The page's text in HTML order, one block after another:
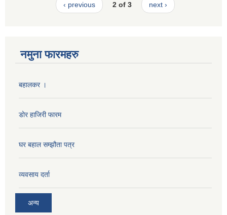
‹ previous 2 of 3 next ›
नमुना फारमहरु
बहालकर ।
डोर हाजिरी फारम
घर बहाल सम्झौता पत्र
व्यवसाय दर्ता
अन्य